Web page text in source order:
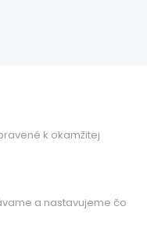
k okamžitej
a nastavujeme čo